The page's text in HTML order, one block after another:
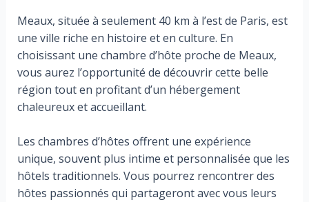
Meaux, située à seulement 40 km à l’est de Paris, est
une ville riche en histoire et en culture. En
choisissant une chambre d’hôte proche de Meaux,
vous aurez l’opportunité de découvrir cette belle
région tout en profitant d’un hébergement
chaleureux et accueillant.
Les chambres d’hôtes offrent une expérience
unique, souvent plus intime et personnalisée que les
hôtels traditionnels. Vous pourrez rencontrer des
hôtes passionnés qui partageront avec vous leurs